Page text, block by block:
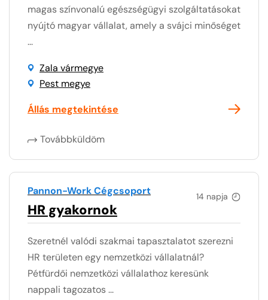
magas színvonalú egészségügyi szolgáltatásokat
nyújtó magyar vállalat, amely a svájci minőséget
...
Zala vármegye
Pest megye
Állás megtekintése
Továbbküldöm
14 napja
Pannon-Work Cégcsoport
HR gyakornok
Szeretnél valódi szakmai tapasztalatot szerezni
HR területen egy nemzetközi vállalatnál?
Pétfürdői nemzetközi vállalathoz keresünk
nappali tagozatos ...